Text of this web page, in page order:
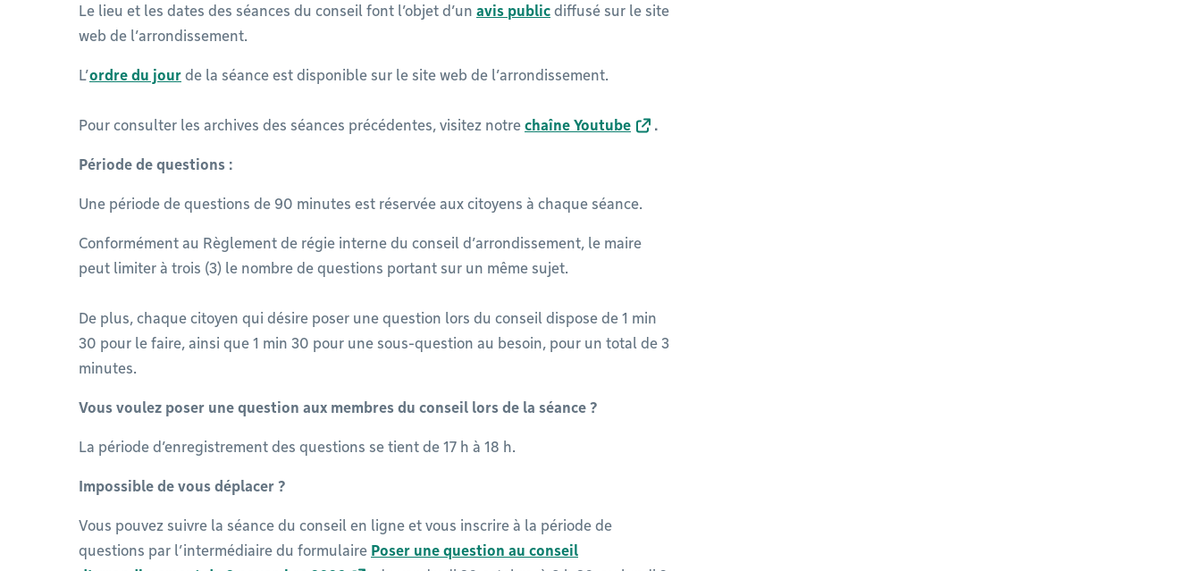
Le lieu et les dates des séances du conseil font l’objet d’un avis public diffusé sur le site
web de l’arrondissement.
L’ordre du jour de la séance est disponible sur le site web de l’arrondissement.
Pour consulter les archives des séances précédentes, visitez notre chaîne Youtube .
Période de questions :
Une période de questions de 90 minutes est réservée aux citoyens à chaque séance.
Conformément au Règlement de régie interne du conseil d’arrondissement, le maire
peut limiter à trois (3) le nombre de questions portant sur un même sujet.
De plus, chaque citoyen qui désire poser une question lors du conseil dispose de 1 min
30 pour le faire, ainsi que 1 min 30 pour une sous-question au besoin, pour un total de 3
minutes.
Vous voulez poser une question aux membres du conseil lors de la séance ?
La période d’enregistrement des questions se tient de 17 h à 18 h.
Impossible de vous déplacer ?
Vous pouvez suivre la séance du conseil en ligne et vous inscrire à la période de
questions par l’intermédiaire du formulaire Poser une question au conseil